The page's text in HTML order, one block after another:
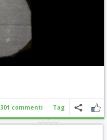
301 commenti Tag